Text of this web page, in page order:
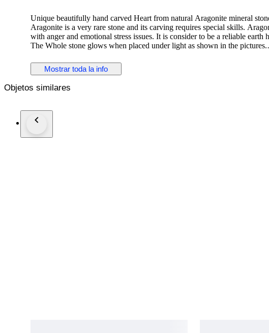
Unique beautifully hand carved Heart from natural Aragonite mineral
Aragonite is a very rare stone and its carving requires special skills.
with anger and emotional stress issues. It is consider to be a reliable earth
The Whole stone glows when placed under light as shown in the pictures.
Weight: 1205 Grams
Size: 145 x 128 x 35 mm
Mostrar toda la info
Objetos similares